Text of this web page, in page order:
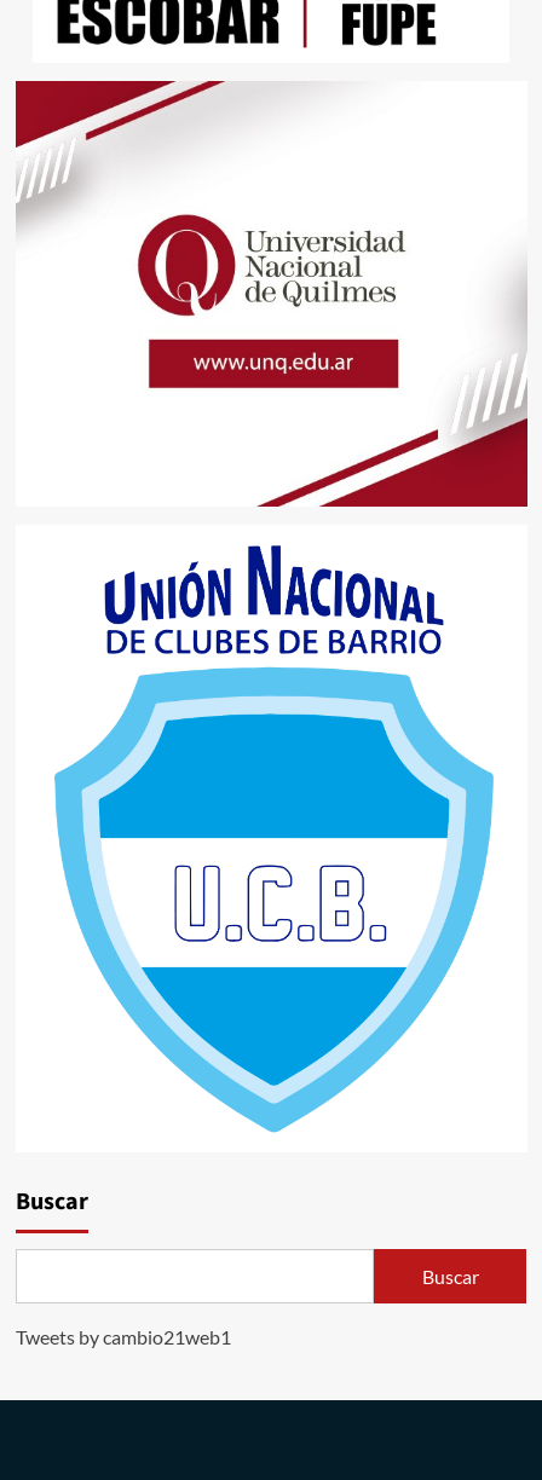
Buscar
Buscar
Tweets by cambio21web1